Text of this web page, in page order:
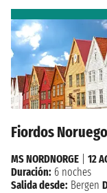
Fiordos
MS NORDNORGE
12
Duración: 6 noches
Salida desde: Bergen